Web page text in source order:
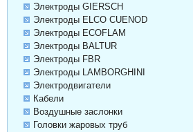
Электроды GIERSCH
Электроды ELCO CUENOD
Электроды ECOFLAM
Электроды BALTUR
Электроды FBR
Электроды LAMBORGHINI
Электродвигатели
Кабели
Воздушные заслонки
Головки жаровых труб